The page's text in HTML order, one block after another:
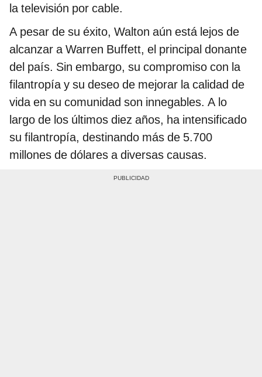
la televisión por cable.
A pesar de su éxito, Walton aún está lejos de
alcanzar a Warren Buffett, el principal donante
del país. Sin embargo, su compromiso con la
filantropía y su deseo de mejorar la calidad de
vida en su comunidad son innegables. A lo
largo de los últimos diez años, ha intensificado
su filantropía, destinando más de 5.700
millones de dólares a diversas causas.